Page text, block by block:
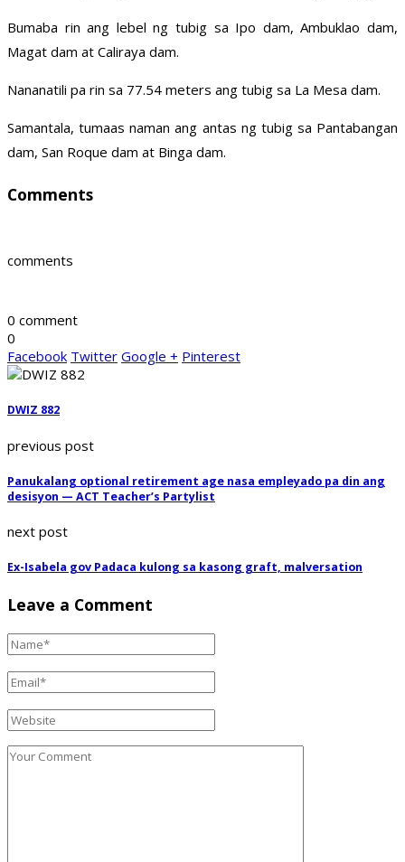
Bumaba rin ang lebel ng tubig sa Ipo dam, Ambuklao dam,
Magat dam at Caliraya dam.
Nananatili pa rin sa 77.54 meters ang tubig sa La Mesa dam.
Samantala, tumaas naman ang antas ng tubig sa Pantabangan
dam, San Roque dam at Binga dam.
Comments
comments
0 comment
0
Facebook Twitter Google + Pinterest
DWIZ 882
previous post
Panukalang optional retirement age nasa empleyado pa din ang
desisyon — ACT Teacher’s Partylist
next post
Ex-Isabela gov Padaca kulong sa kasong graft, malversation
Leave a Comment